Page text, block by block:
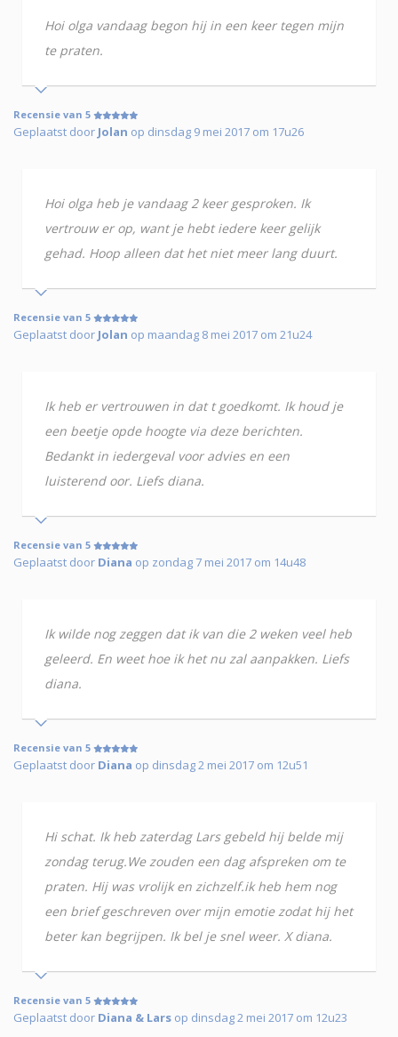
Hoi olga vandaag begon hij in een keer tegen mijn
te praten.
Recensie van 5
Geplaatst door Jolan op dinsdag 9 mei 2017 om 17u26
Hoi olga heb je vandaag 2 keer gesproken. Ik
vertrouw er op, want je hebt iedere keer gelijk
gehad. Hoop alleen dat het niet meer lang duurt.
Recensie van 5
Geplaatst door Jolan op maandag 8 mei 2017 om 21u24
Ik heb er vertrouwen in dat t goedkomt. Ik houd je
een beetje opde hoogte via deze berichten.
Bedankt in iedergeval voor advies en een
luisterend oor. Liefs diana.
Recensie van 5
Geplaatst door Diana op zondag 7 mei 2017 om 14u48
Ik wilde nog zeggen dat ik van die 2 weken veel heb
geleerd. En weet hoe ik het nu zal aanpakken. Liefs
diana.
Recensie van 5
Geplaatst door Diana op dinsdag 2 mei 2017 om 12u51
Hi schat. Ik heb zaterdag Lars gebeld hij belde mij
zondag terug.We zouden een dag afspreken om te
praten. Hij was vrolijk en zichzelf.ik heb hem nog
een brief geschreven over mijn emotie zodat hij het
beter kan begrijpen. Ik bel je snel weer. X diana.
Recensie van 5
Geplaatst door Diana & Lars op dinsdag 2 mei 2017 om 12u23